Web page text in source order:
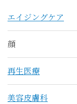
エイジングケア
顔
再生医療
美容皮膚科